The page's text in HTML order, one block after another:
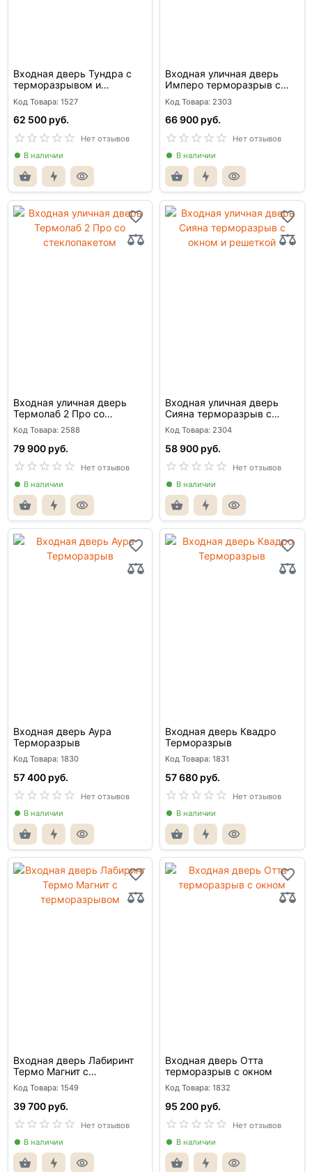
Входная дверь Тундра с
терморазрывом и
стеклопакетом
Код Товара: 1527
62 500 руб.
Нет отзывов
В наличии
Входная уличная дверь
Имперо терморазрыв с
окном и решеткой
Код Товара: 2303
66 900 руб.
Нет отзывов
В наличии
Входная уличная дверь
Термолаб 2 Про со
стеклопакетом
Код Товара: 2588
79 900 руб.
Нет отзывов
В наличии
Входная уличная дверь
Сияна терморазрыв с
окном и решеткой
Код Товара: 2304
58 900 руб.
Нет отзывов
В наличии
Входная дверь Аура
Терморазрыв
Код Товара: 1830
57 400 руб.
Нет отзывов
В наличии
Входная дверь Квадро
Терморазрыв
Код Товара: 1831
57 680 руб.
Нет отзывов
В наличии
Входная дверь Лабиринт
Термо Магнит с
терморазрывом
Код Товара: 1549
39 700 руб.
Нет отзывов
В наличии
Входная дверь Отта
терморазрыв с окном
Код Товара: 1832
95 200 руб.
Нет отзывов
В наличии